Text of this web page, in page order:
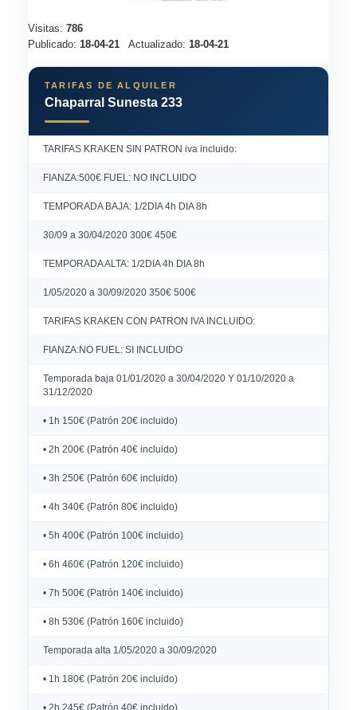
Visitas: 786
Publicado: 18-04-21 Actualizado: 18-04-21
TARIFAS DE ALQUILER
Chaparral Sunesta 233
TARIFAS KRAKEN SIN PATRON iva incluido:
FIANZA:500€ FUEL: NO INCLUIDO
TEMPORADA BAJA: 1/2DIA 4h DIA 8h
30/09 a 30/04/2020 300€ 450€
TEMPORADA ALTA: 1/2DIA 4h DIA 8h
1/05/2020 a 30/09/2020 350€ 500€
TARIFAS KRAKEN CON PATRON IVA INCLUIDO:
FIANZA:NO FUEL: SI INCLUIDO
Temporada baja 01/01/2020 a 30/04/2020 Y 01/10/2020 a
31/12/2020
• 1h 150€ (Patrón 20€ incluido)
• 2h 200€ (Patrón 40€ incluido)
• 3h 250€ (Patrón 60€ incluido)
• 4h 340€ (Patrón 80€ incluido)
• 5h 400€ (Patrón 100€ incluido)
• 6h 460€ (Patrón 120€ incluido)
• 7h 500€ (Patrón 140€ incluido)
• 8h 530€ (Patrón 160€ incluido)
Temporada alta 1/05/2020 a 30/09/2020
• 1h 180€ (Patrón 20€ incluido)
• 2h 245€ (Patrón 40€ incluido)